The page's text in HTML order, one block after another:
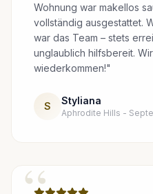
Wohnung war makellos
vollständig ausgestattet.
war das Team – stets
unglaublich hilfsbereit.
wiederkommen!"
S Styliana
Aphrodite Hills -